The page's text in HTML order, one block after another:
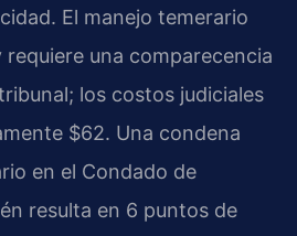
El manejo temerario
requiere una comparecencia
los costos judiciales
$62. Una condena
en el Condado de
resulta en 6 puntos de